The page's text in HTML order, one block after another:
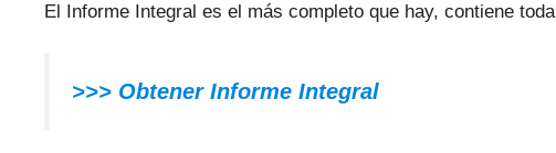
El Informe Integral es el más completo que hay, contiene
>>> Obtener Informe Integral